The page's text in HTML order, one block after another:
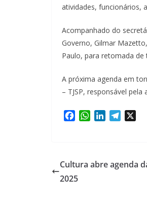
atividades, funcionários,
Acompanhado do
Governo, Gilmar
Paulo, para retomada
A próxima agenda em
– TJSP, responsável pela
b
o
o
W
s
A
e
d
g
r
Cultura abre agenda
2025